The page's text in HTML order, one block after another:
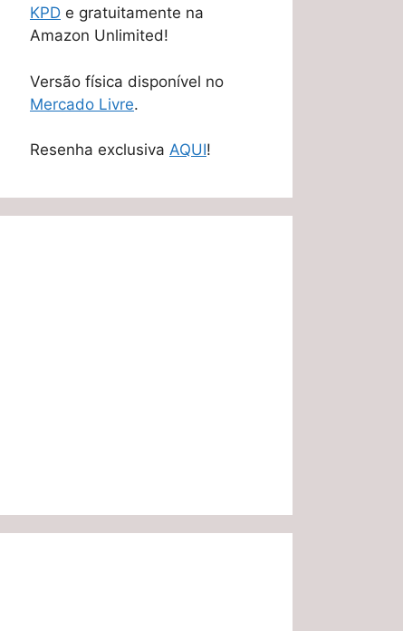
KPD e gratuitamente na
Amazon Unlimited!
Versão física disponível no
Mercado Livre.
Resenha exclusiva AQUI!